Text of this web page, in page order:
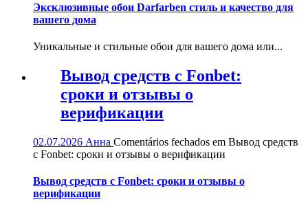
Эксклюзивные обои Darfarben стиль и качество для
вашего дома
Уникальные и стильные обои для вашего дома или...
Вывод средств с Fonbet:
сроки и отзывы о
верификации
02.07.2026 Анна Comentários fechados em Вывод средств
с Fonbet: сроки и отзывы о верификации
Вывод средств с Fonbet: сроки и отзывы о
верификации